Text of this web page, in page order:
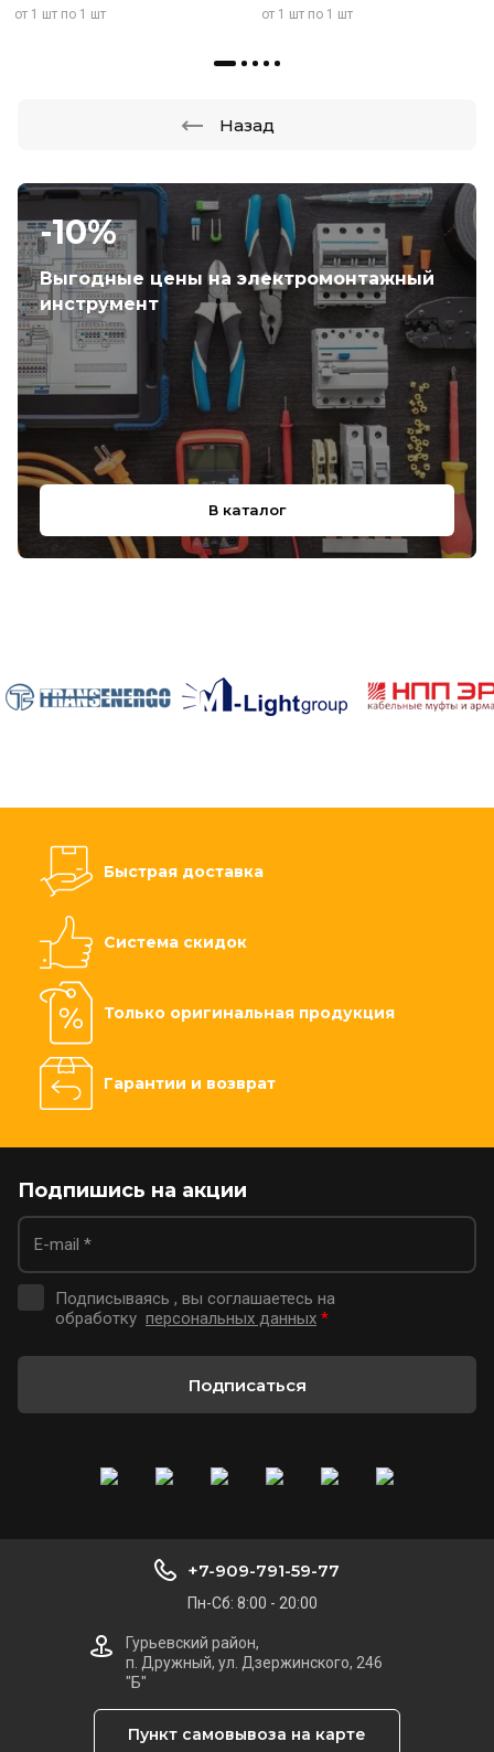
-10%
Выгодные цены на электромонтажный
инструмент
В каталог
от 1 шт по 1 шт от 1 шт по 1 шт
Назад
Быстрая доставка
Система скидок
Только оригинальная продукция
Гарантии и возврат
Подпишись на акции
Подписываясь , вы соглашаетесь на
обработку персональных данных *
Подписаться
+7-909-791-59-77
Пн-Сб: 8:00 - 20:00
Гурьевский район,
п. Дружный, ул. Дзержинского, 246
"Б"
Пункт самовывоза на карте